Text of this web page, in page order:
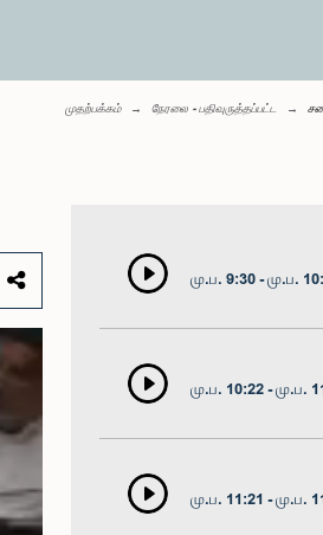
முதற்பக்கம் நேரலை - பதிவுருத்தப்பட்ட
மு.ப. 9:30 - மு.ப.
மு.ப. 10:22 - மு.ப.
மு.ப. 11:21 - மு.ப.